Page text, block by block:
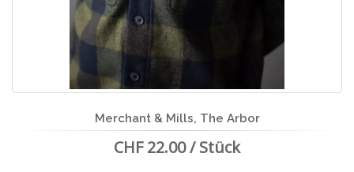
Merchant & Mills, The Arbor
CHF 22.00 / Stück